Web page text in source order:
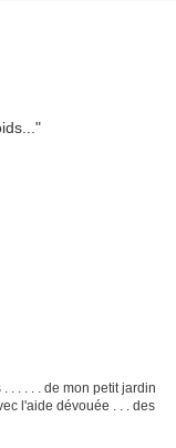
. . . . . de mon petit jardin
l'aide dévouée . . . des